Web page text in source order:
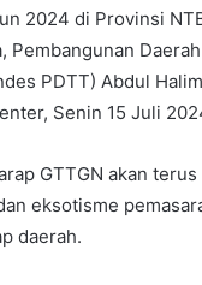
2024 di Provinsi
Pembangunan
PDTT) Abdul
Senin 15 Juli
GTTGN akan
eksotisme
daerah.